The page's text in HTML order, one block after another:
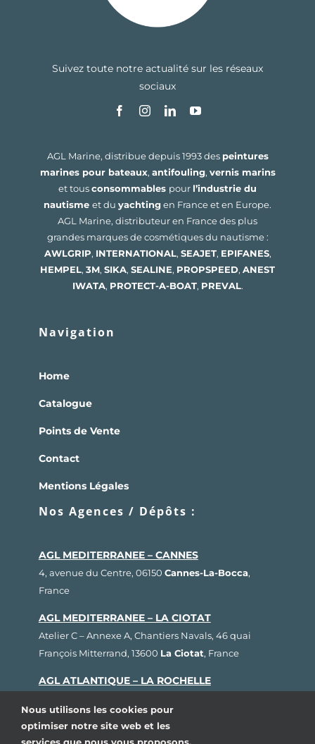
Suivez toute notre actualité sur les réseaux
sociaux
AGL Marine, distribue depuis 1993 des peintures
marines pour bateaux, antifouling, vernis marins
et tousconsommables pour l’industrie du
nautisme et du yachtingen France et en Europe.
AGL Marine, distributeur en France des plus
grandes marques de cosmétiques du nautisme :
AWLGRIP, INTERNATIONAL, SEAJET, EPIFANES,
HEMPEL, 3M, SIKA, SEALINE, PROPSPEED, ANEST
IWATA, PROTECT-A-BOAT, PREVAL.
Navigation
Home
Catalogue
Points de Vente
Contact
Mentions Légales
Nos Agences / Dépôts :
AGL MEDITERRANEE – CANNES
4, avenue du Centre, 06150 Cannes-La-Bocca,
France
AGL MEDITERRANEE – LA CIOTAT
Atelier C – Annexe A, Chantiers Navals, 46 quai
François Mitterrand, 13600 La Ciotat, France
AGL ATLANTIQUE – LA ROCHELLE
Rochelle, France
Nous utilisons les cookies pour
optimiser notre site web et les